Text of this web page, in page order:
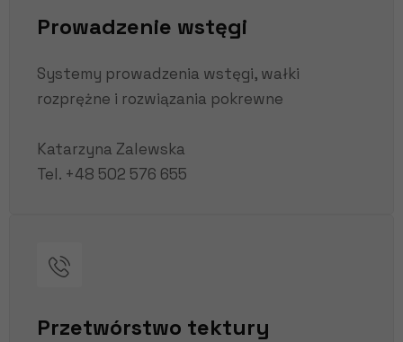
Prowadzenie wstęgi
Systemy prowadzenia wstęgi, wałki
rozprężne i rozwiązania pokrewne
Katarzyna Zalewska
Tel. +48 502 576 655
Przetwórstwo tektury